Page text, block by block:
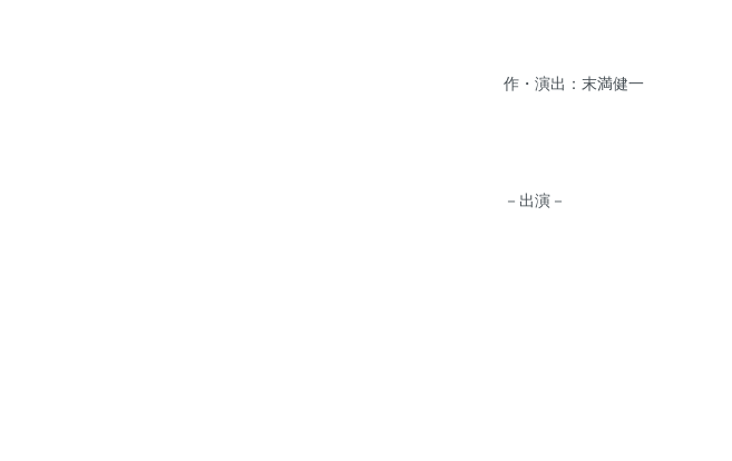
作・演出：末満健一
－出演－